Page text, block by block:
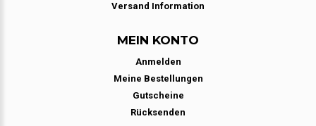
Versand Information
MEIN KONTO
Anmelden
Meine Bestellungen
Gutscheine
Rücksenden